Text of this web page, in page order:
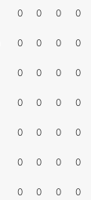
0 0 0 0
0 0 0 0
0 0 0 0
0 0 0 0
0 0 0 0
0 0 0 0
0 0 0 0